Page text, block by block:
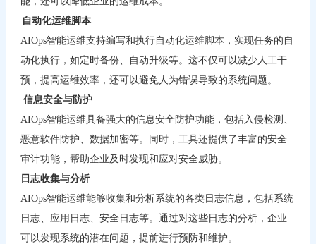
自动化运维脚本
AIOps智能运维支持编写和执行自动化运维脚本，实现任务的自
动化执行，如定时备份、自动升级等。这不仅可以减少人工干
预，提高运维效率，还可以避免人为错误导致的系统问题。
信息安全与防护
AIOps智能运维具备强大的信息安全防护功能，包括入侵检测、
恶意软件防护、数据加密等。同时，工具还提供了丰富的安全
审计功能，帮助企业及时发现和应对安全威胁。
日志收集与分析
AIOps智能运维能够收集和分析系统的各类日志信息，包括系统
日志、应用日志、安全日志等。通过对这些日志的分析，企业
可以发现系统的潜在问题，提前进行预防和维护。